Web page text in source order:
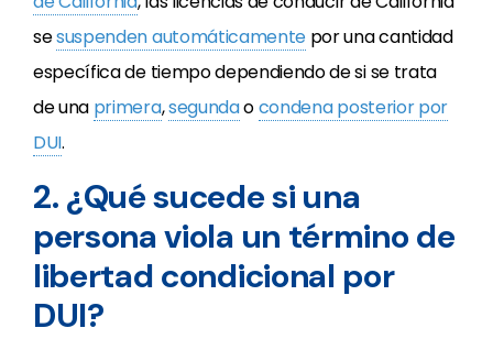
sesuspenden automáticamente por una cantidad
específica de tiempo dependiendo de si se trata
de una primera,segundaocondena posterior por
DUI.
2. ¿Qué sucede si una
persona viola un término de
libertad condicional por
DUI?